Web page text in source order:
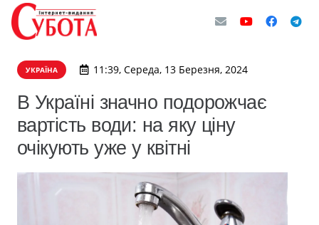
УКРАЇНА 11:39, Середа, 13 Березня, 2024
В Україні значно подорожчає
вартість води: на яку ціну
очікують уже у квітні